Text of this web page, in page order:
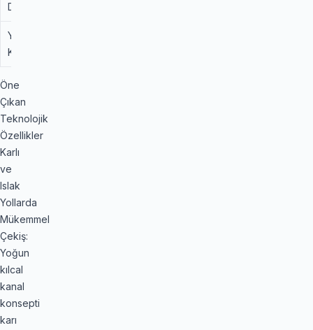
Direnci
Yük Taşıma
Kapasitesi
Öne
Çıkan
Teknolojik
Özellikler
Karlı
ve
Islak
Yollarda
Mükemmel
Çekiş:
Yoğun
kılcal
kanal
konsepti
karı